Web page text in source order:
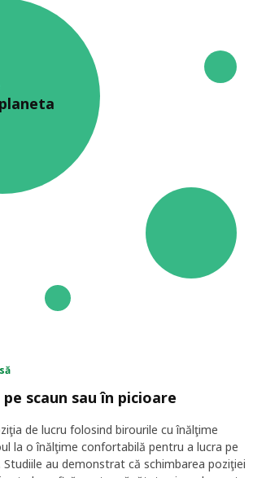
scaun sau în picioare
de lucru folosind birourile cu înălţime
la o înălţime confortabilă pentru a lucra pe
Studiile au demonstrat că schimbarea poziţiei